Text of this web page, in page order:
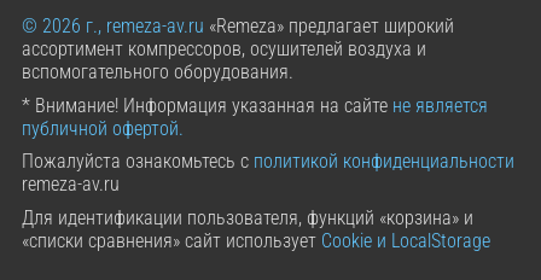
© 2026 г., remeza-av.ru «Remeza» предлагает широкий
ассортимент компрессоров, осушителей воздуха и
вспомогательного оборудования.
* Внимание! Информация указанная на сайте не является
публичной офертой.
Пожалуйста ознакомьтесь с политикой конфиденциальности
remeza-av.ru
Для идентификации пользователя, функций «корзина» и
«списки сравнения» сайт использует Cookie и LocalStorage